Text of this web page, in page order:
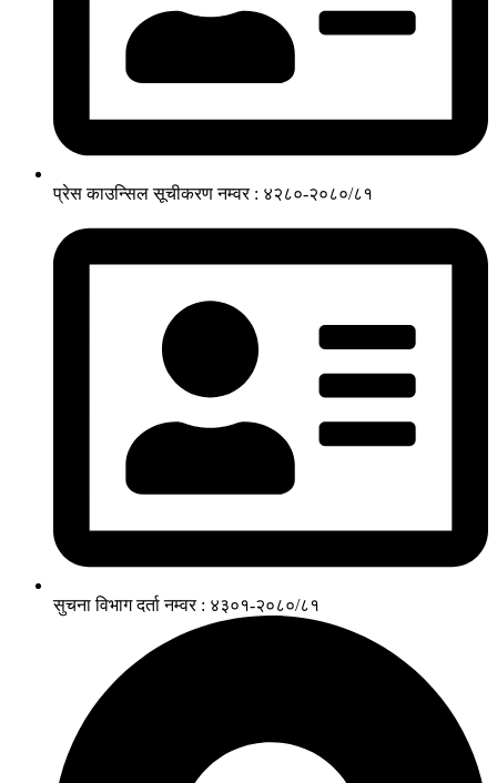
प्रेस काउन्सिल सूचीकरण नम्वर : ४२८०-२०८०/८१
सुचना विभाग दर्ता नम्वर : ४३०१-२०८०/८१